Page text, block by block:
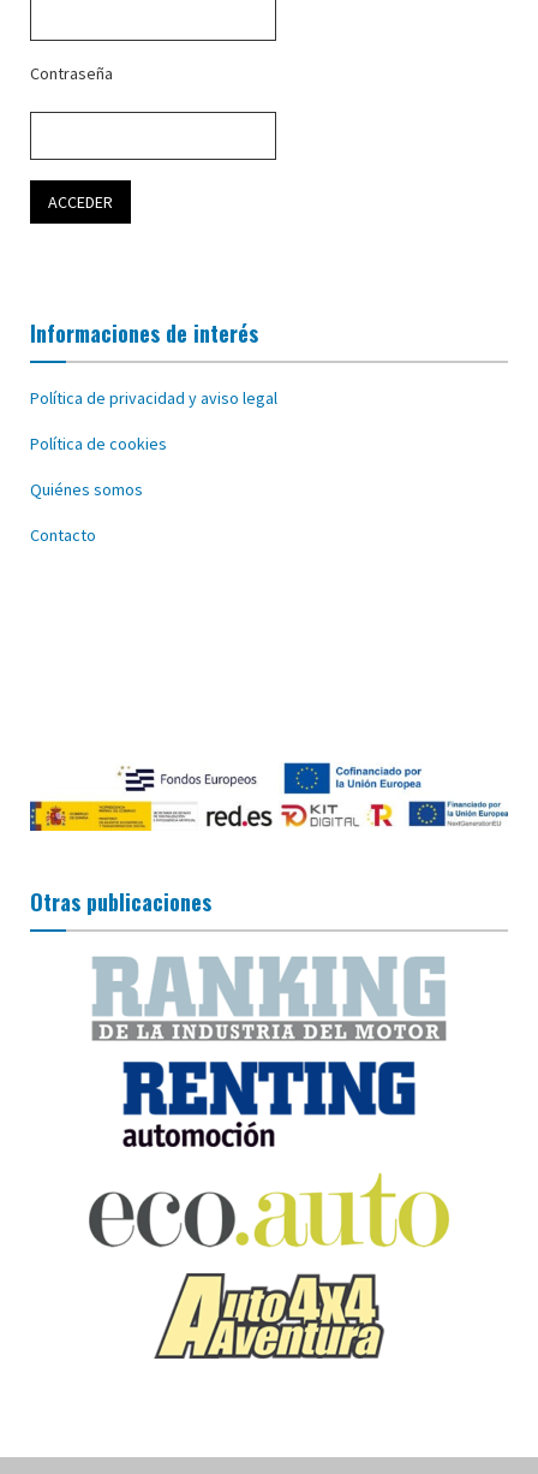
Contraseña
Informaciones de interés
Política de privacidad y aviso legal
Política de cookies
Quiénes somos
Contacto
Otras publicaciones